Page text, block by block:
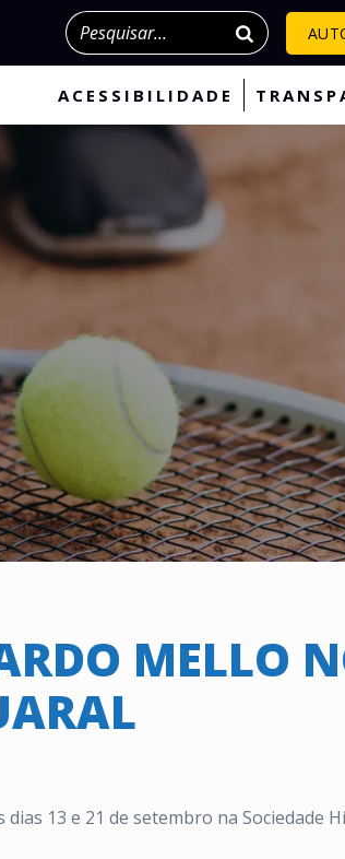
Pesquisar
ACESSIBILIDADE
MELLO
13 e 21 de setembro na Sociedade